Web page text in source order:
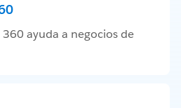
ayuda a negocios de